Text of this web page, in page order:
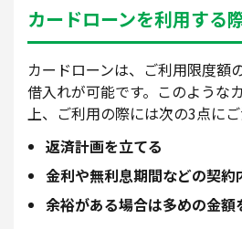
カードローンを利用する
カードローンは、ご利用限度額
借入れが可能です。このような
上、ご利用の際には次の3点にご
返済計画を立てる
金利や無利息期間などの契約
余裕がある場合は多めの金額